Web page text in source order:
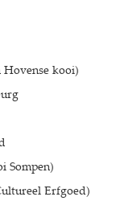
kooi)
Sompen)
Erfgoed)